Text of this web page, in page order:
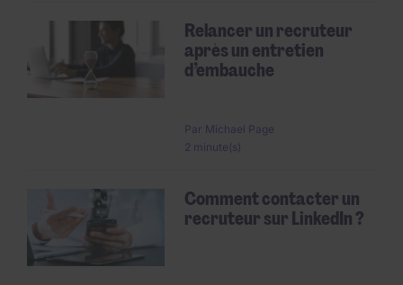
Relancer un recruteur
après un entretien
d’embauche
Par Michael Page
2 minute(s)
Comment contacter un
recruteur sur LinkedIn ?